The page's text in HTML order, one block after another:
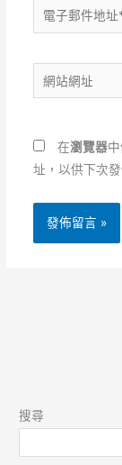
電
子
件
地
*
站
址
在瀏覽器
址，以供下次
搜尋